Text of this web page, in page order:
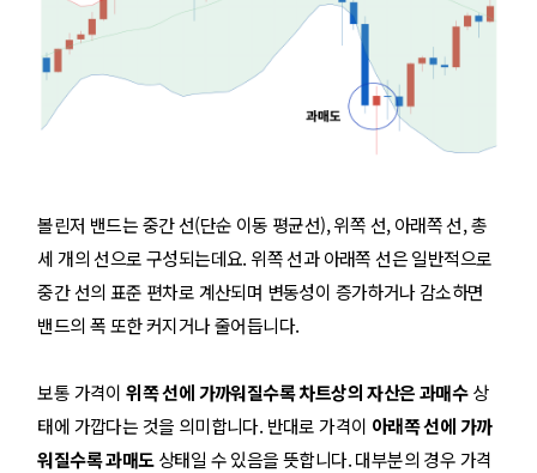
볼린저 밴드는 중간 선(단순 이동 평균선), 위쪽 선, 아래쪽 선, 총
세 개의 선으로 구성되는데요. 위쪽 선과 아래쪽 선은 일반적으로
중간 선의 표준 편차로 계산되며 변동성이 증가하거나 감소하면
밴드의 폭 또한 커지거나 줄어듭니다.
보통 가격이위쪽 선에 가까워질수록 차트상의 자산은 과매수상
태에 가깝다는 것을 의미합니다. 반대로 가격이 아래쪽 선에 가까
워질수록 과매도상태일 수 있음을 뜻합니다. 대부분의 경우 가격